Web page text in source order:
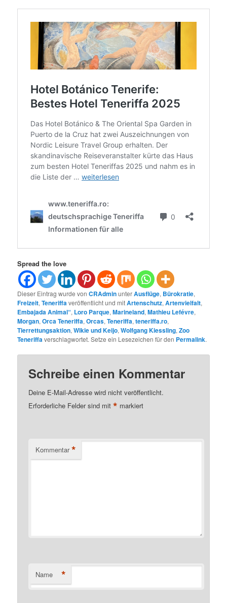
Spread the love
Dieser Eintrag wurde vonCRAdminunterAusflüge, Bürokratie,
Freizeit,Teneriffaveröffentlicht und mitArtenschutz,Artenvielfalt,
Embajada Animal“, Loro Parque,Marineland,Mathieu Lefévre,
Morgan,Orca Teneriffa,Orcas,Teneriffa,teneriffa.ro,
Tierrettungsaktion,Wikie und Keijo,Wolfgang Kiessling,Zoo
Teneriffaverschlagwortet. Setze ein Lesezeichen für den Permalink.
Schreibe einen Kommentar
Deine E-Mail-Adresse wird nicht veröffentlicht.
Erforderliche Felder sind mit* markiert
Kommentar *
Name *